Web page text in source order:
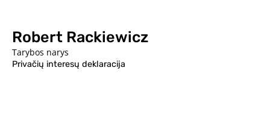
Robert Rackiewicz
Tarybos narys
Privačių interesų deklaracija